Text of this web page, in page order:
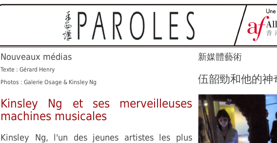
Nouveaux médias
Texte : Gérard Henry
Photos : Galerie Osage & Kinsley Ng
Kinsley Ng et ses merveilleuses
machines musicales
Kinsley Ng, l'un des jeunes artistes les plus
新媒體藝術
伍韶勁和他的神